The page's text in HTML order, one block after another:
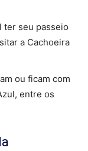
ter seu passeio
a Cachoeira
ou ficam com
entre os